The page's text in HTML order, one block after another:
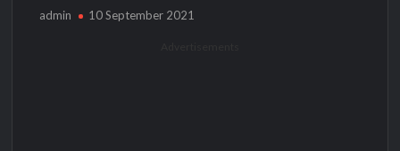
admin 10 September 2021